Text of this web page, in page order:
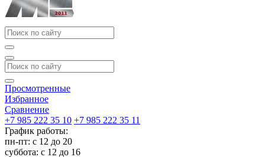
Просмотренные
Избранное
Сравнение
+7 985 222 35 10 +7 985 222 35 11
График работы:
пн-пт: с 12 до 20
суббота: c 12 до 16